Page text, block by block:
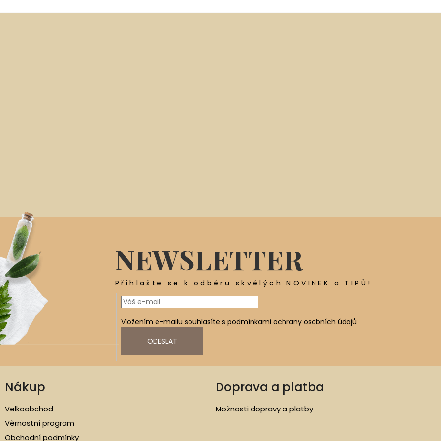
NEWSLETTER
Přihlašte se k odběru skvělých NOVINEK a TIPŮ!
Vložením e-mailu souhlasíte s podmínkami ochrany osobních údajů
ODESLAT
Nákup
Velkoobchod
Věrnostní program
Obchodní podmínky
Doprava a platba
Možnosti dopravy a platby